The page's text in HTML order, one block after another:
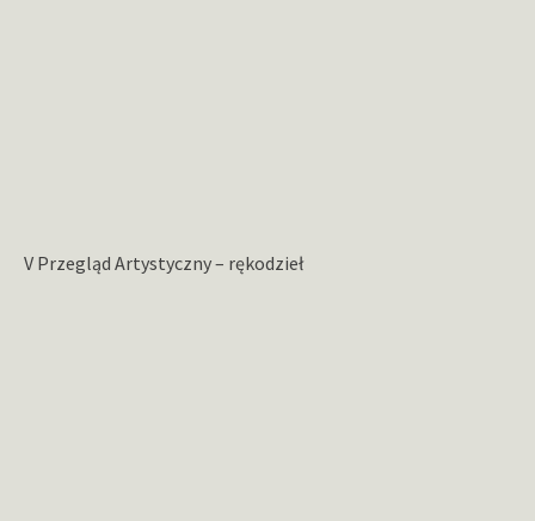
V Przegląd Artystyczny – rękodzieł